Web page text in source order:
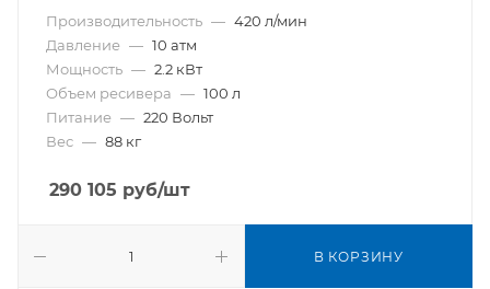
Производительность — 420 л/мин
Давление — 10 атм
Мощность — 2.2 кВт
Объем ресивера — 100 л
Питание — 220 Вольт
Вес — 88 кг
290 105 руб/шт
В КОРЗИНУ